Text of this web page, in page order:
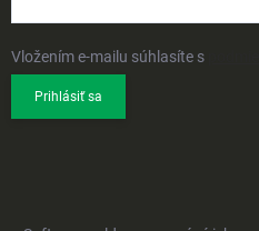
Vložením e-mailu súhlasíte s
Prihlásiť sa